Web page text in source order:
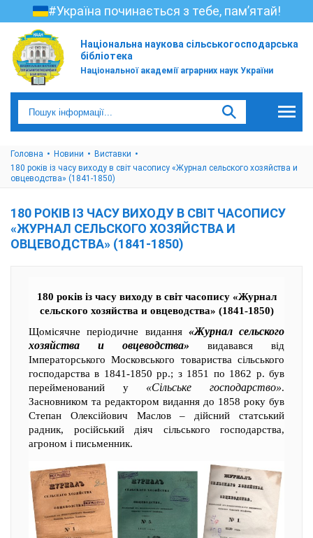
#Україна починається з тебе, пам’ятай!
Національна наукова сільськогосподарська
бібліотека
Національної академії аграрних наук України
Головна Новини
Виставки
180 років із часу виходу в світ часопису «Журнал сельского хозяйства и
овцеводства» (1841-1850)
180 РОКІВ ІЗ ЧАСУ ВИХОДУ В СВІТ ЧАСОПИСУ
«ЖУРНАЛ СЕЛЬСКОГО ХОЗЯЙСТВА И
ОВЦЕВОДСТВА» (1841-1850)
180 років із часу виходу в світ часопису «Журнал
сельского хозяйства и овцеводства» (1841-1850)
Щомісячне періодичне видання «Журнал сельского
хозяйства и овцеводства» видавався від
Імператорського Московського товариства сільського
господарства в 1841-1850 рр.; з 1851 по 1862 р. був
перейменований у «Сільське господарство».
Засновником та редактором видання до 1858 року був
Степан Олексійович Маслов – дійсний статський
радник, російський діяч сільського господарства,
агроном і письменник.